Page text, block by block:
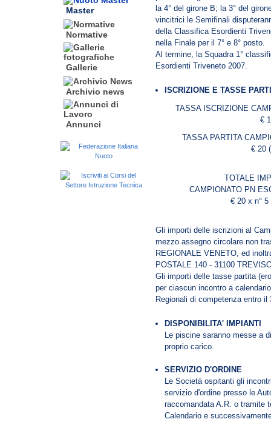
Master
Normative
Gallerie
Archivio news
Annunci
la 4° del girone B; la 3° del
vincitrici le Semifinali
della Classifica Esordienti
nella Finale per il 7° e 8° posto.
Al termine, la Squadra 1°
Esordienti Triveneto 2007.
ISCRIZIONE E TASSE
TASSA ISCRIZIONE
€
TASSA PARTITA
€ 20
TOTALE
CAMPIONATO PN
€ 20 x n°
Gli importi delle iscrizioni al
mezzo assegno circolare non
REGIONALE VENETO, ed
POSTALE 140 - 31100
Gli importi delle tasse partita
per ciascun incontro a
Regionali di competenza entro il
DISPONIBILITA' IMPIANTI
Le piscine saranno messe a
proprio carico.
SERVIZIO D'ORDINE
Le Società ospitanti gli
servizio d'ordine presso le
raccomandata A.R. o tramite
Calendario e